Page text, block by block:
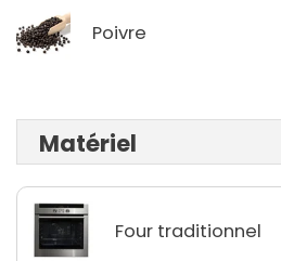
Poivre
Matériel
Four traditionnel